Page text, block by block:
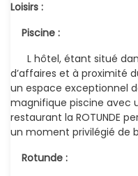
Loisirs :
Piscine :
L hôtel, étant situé
d’affaires et à proximité
un espace exceptionnel
magnifique piscine avec
restaurant la ROTUNDE
un moment privilégié de
Rotunde :